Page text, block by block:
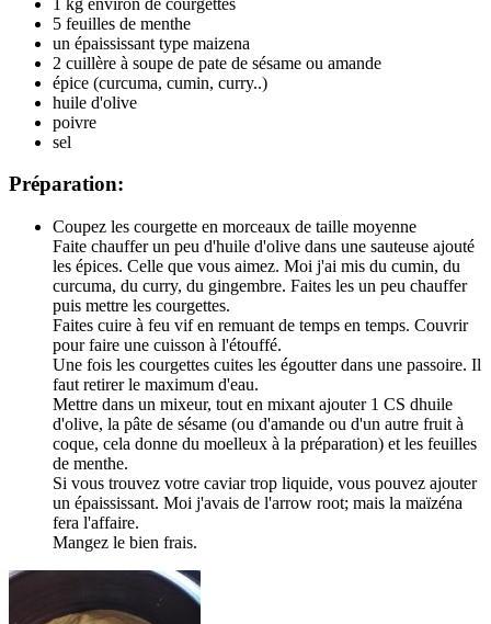
5 feuilles de menthe
un épaississant type maizena
2 cuillère à soupe de pate de sésame ou amande
épice (curcuma, cumin, curry..)
huile d'olive
poivre
sel
Préparation:
Coupez les courgette en morceaux de taille moyenne
Faite chauffer un peu d'huile d'olive dans une sauteuse ajouté
les épices. Celle que vous aimez. Moi j'ai mis du cumin, du
curcuma, du curry, du gingembre. Faites les un peu chauffer
puis mettre les courgettes.
Faites cuire à feu vif en remuant de temps en temps. Couvrir
pour faire une cuisson à l'étouffé.
Une fois les courgettes cuites les égoutter dans une passoire. Il
faut retirer le maximum d'eau.
Mettre dans un mixeur, tout en mixant ajouter 1 CS dhuile
d'olive, la pâte de sésame (ou d'amande ou d'un autre fruit à
coque, cela donne du moelleux à la préparation) et les feuilles
de menthe.
Si vous trouvez votre caviar trop liquide, vous pouvez ajouter
un épaississant. Moi j'avais de l'arrow root; mais la maïzéna
fera l'affaire.
Mangez le bien frais.